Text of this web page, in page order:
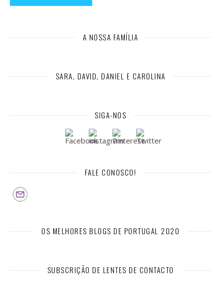
A NOSSA FAMÍLIA
SARA, DAVID, DANIEL E CAROLINA
SIGA-NOS
FALE CONOSCO!
OS MELHORES BLOGS DE PORTUGAL 2020
SUBSCRIÇÃO DE LENTES DE CONTACTO